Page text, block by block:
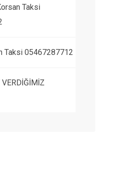
Taksi
Taksi 05467287712